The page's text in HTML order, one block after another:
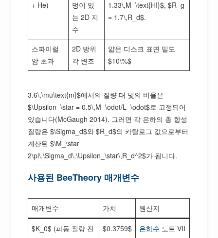
+ He)
멍이 있
는 2D 지
수
1.33\,M_\text{HI}$, $R_g
= 1.7\,R_d$.
스파이럴
암 초과
2D 방위
각 변조
얇은 디스크 표면 밀도
$10\%$
3.6\,\mu\text{m}$에서의 질량 대 빛의 비율은
$\Upsilon_\star = 0.5\,M_\odot/L_\odot$로 고정되어
있습니다(McGaugh 2014). 그러면 각 은하의 총 항성
질량은 $\Sigma_d$와 $R_d$의 카탈로그 값으로부터
계산된 $\M_\star =
2\pi\,\Sigma_d\,\Upsilon_\star\,R_d^2$가 됩니다.
사용된 BeeTheory 매개변수
매개변수 가치 원산지
$K_0$ (파동 질량 진
$0.3759$ 은하수 노트 VII